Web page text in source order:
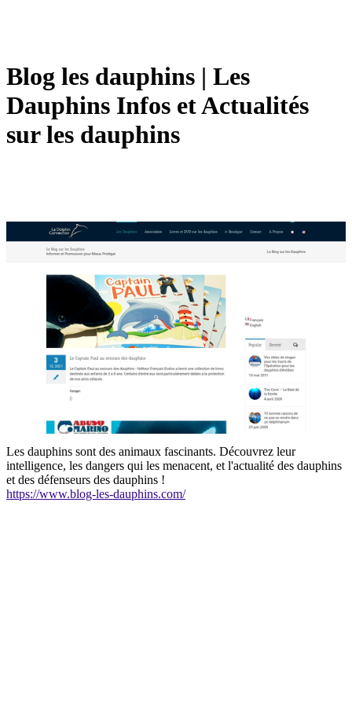
Blog les dauphins | Les
Dauphins Infos et Actualités
sur les dauphins
Les dauphins sont des animaux fascinants. Découvrez leur
intelligence, les dangers qui les menacent, et l'actualité des dauphins
et des défenseurs des dauphins !
https://www.blog-les-dauphins.com/